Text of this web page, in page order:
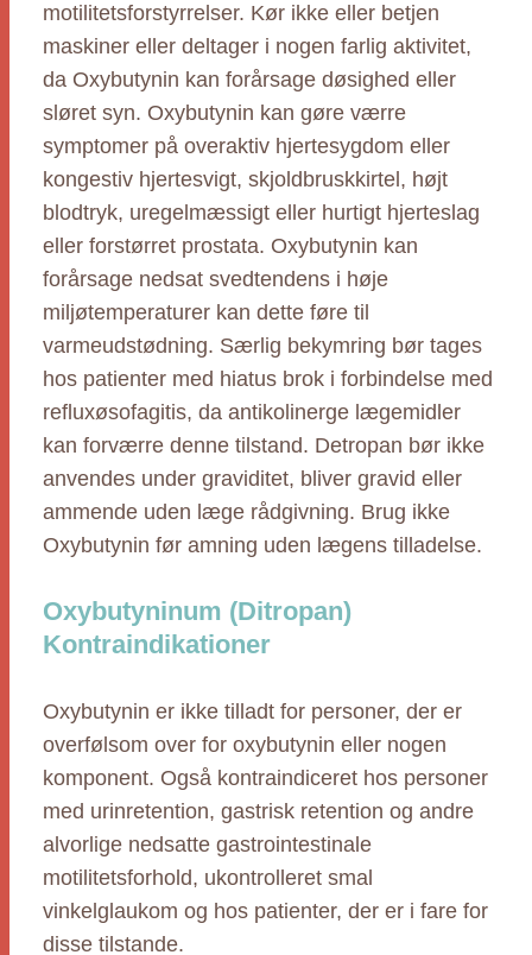
motilitetsforstyrrelser. Kør ikke eller betjen
maskiner eller deltager i nogen farlig aktivitet,
da Oxybutynin kan forårsage døsighed eller
sløret syn. Oxybutynin kan gøre værre
symptomer på overaktiv hjertesygdom eller
kongestiv hjertesvigt, skjoldbruskkirtel, højt
blodtryk, uregelmæssigt eller hurtigt hjerteslag
eller forstørret prostata. Oxybutynin kan
forårsage nedsat svedtendens i høje
miljøtemperaturer kan dette føre til
varmeudstødning. Særlig bekymring bør tages
hos patienter med hiatus brok i forbindelse med
refluxøsofagitis, da antikolinerge lægemidler
kan forværre denne tilstand. Detropan bør ikke
anvendes under graviditet, bliver gravid eller
ammende uden læge rådgivning. Brug ikke
Oxybutynin før amning uden lægens tilladelse.
Oxybutyninum (Ditropan)
Kontraindikationer
Oxybutynin er ikke tilladt for personer, der er
overfølsom over for oxybutynin eller nogen
komponent. Også kontraindiceret hos personer
med urinretention, gastrisk retention og andre
alvorlige nedsatte gastrointestinale
motilitetsforhold, ukontrolleret smal
vinkelglaukom og hos patienter, der er i fare for
disse tilstande.